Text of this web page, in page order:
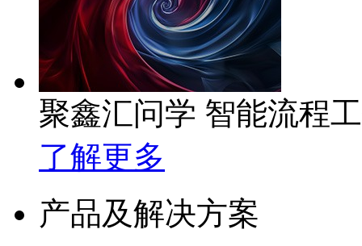
聚鑫汇问学 智能流程
了解更多
产品及解决方案